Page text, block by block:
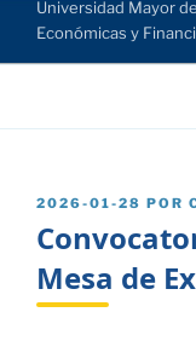
Universidad Mayor
Económicas y
PUBLICADO
2026-01-28 POR
Mesa de